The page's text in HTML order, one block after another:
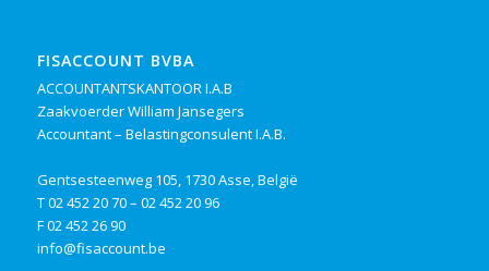
FISACCOUNT BVBA
ACCOUNTANTSKANTOOR I.A.B
Zaakvoerder William Jansegers
Accountant – Belastingconsulent I.A.B.
Gentsesteenweg 105, 1730 Asse, België
T02 452 20 70– 02 452 20 96
F 02 452 26 90
info@fisaccount.be